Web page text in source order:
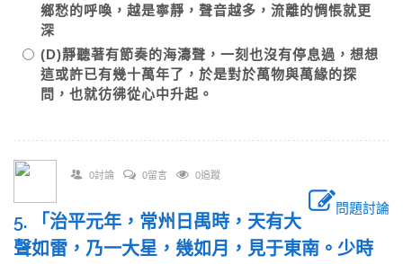
鄉愁的呼喚，越是寧靜，聲音越多，流離的惆悵就更
深
(D)靜聽著有節奏的海濤聲，一刻也沒有停息過，想想
這或許已有幾十萬年了，於是對於萬物與萬緣的探
問，也就彷彿從心中升起。
0討論 0留言 0追蹤
問題討論
5. 「治平元年，常州日禺時，天有大
聲如雷，乃一大星，幾如月，見于東南。少時